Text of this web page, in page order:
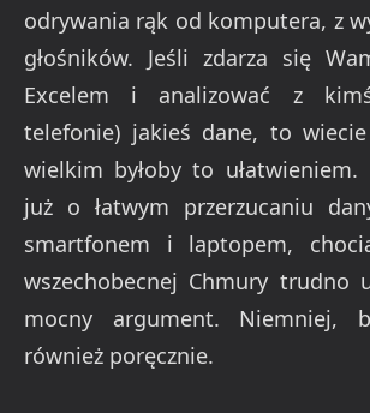
odrywania rąk od komputera, z
głośników. Jeśli zdarza się
Excelem i analizować z
telefonie) jakieś dane, to
wielkim byłoby to
już o łatwym przerzucaniu
smartfonem i laptopem,
wszechobecnej Chmury trudno
mocny argument. Niemniej,
również poręcznie.